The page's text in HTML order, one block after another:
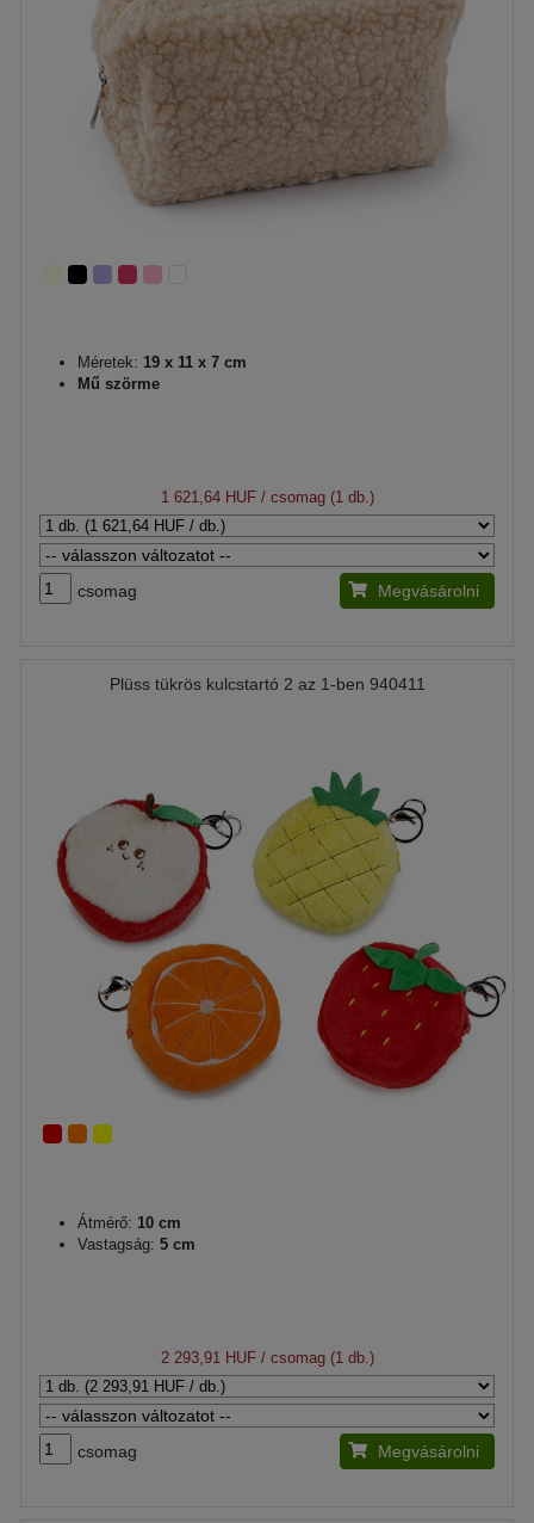
Méretek: 19 x 11 x 7 cm
Mű szörme
1 621,64 HUF/ csomag (1 db.)
csomag Megvásárolni
Plüss tükrös kulcstartó 2 az 1-ben 940411
Átmérő: 10 cm
Vastagság: 5 cm
2 293,91 HUF/ csomag (1 db.)
csomag Megvásárolni